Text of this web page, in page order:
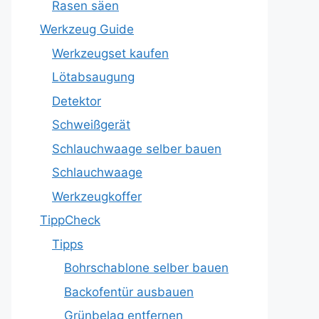
Rasen säen
Werkzeug Guide
Werkzeugset kaufen
Lötabsaugung
Detektor
Schweißgerät
Schlauchwaage selber bauen
Schlauchwaage
Werkzeugkoffer
TippCheck
Tipps
Bohrschablone selber bauen
Backofentür ausbauen
Grünbelag entfernen